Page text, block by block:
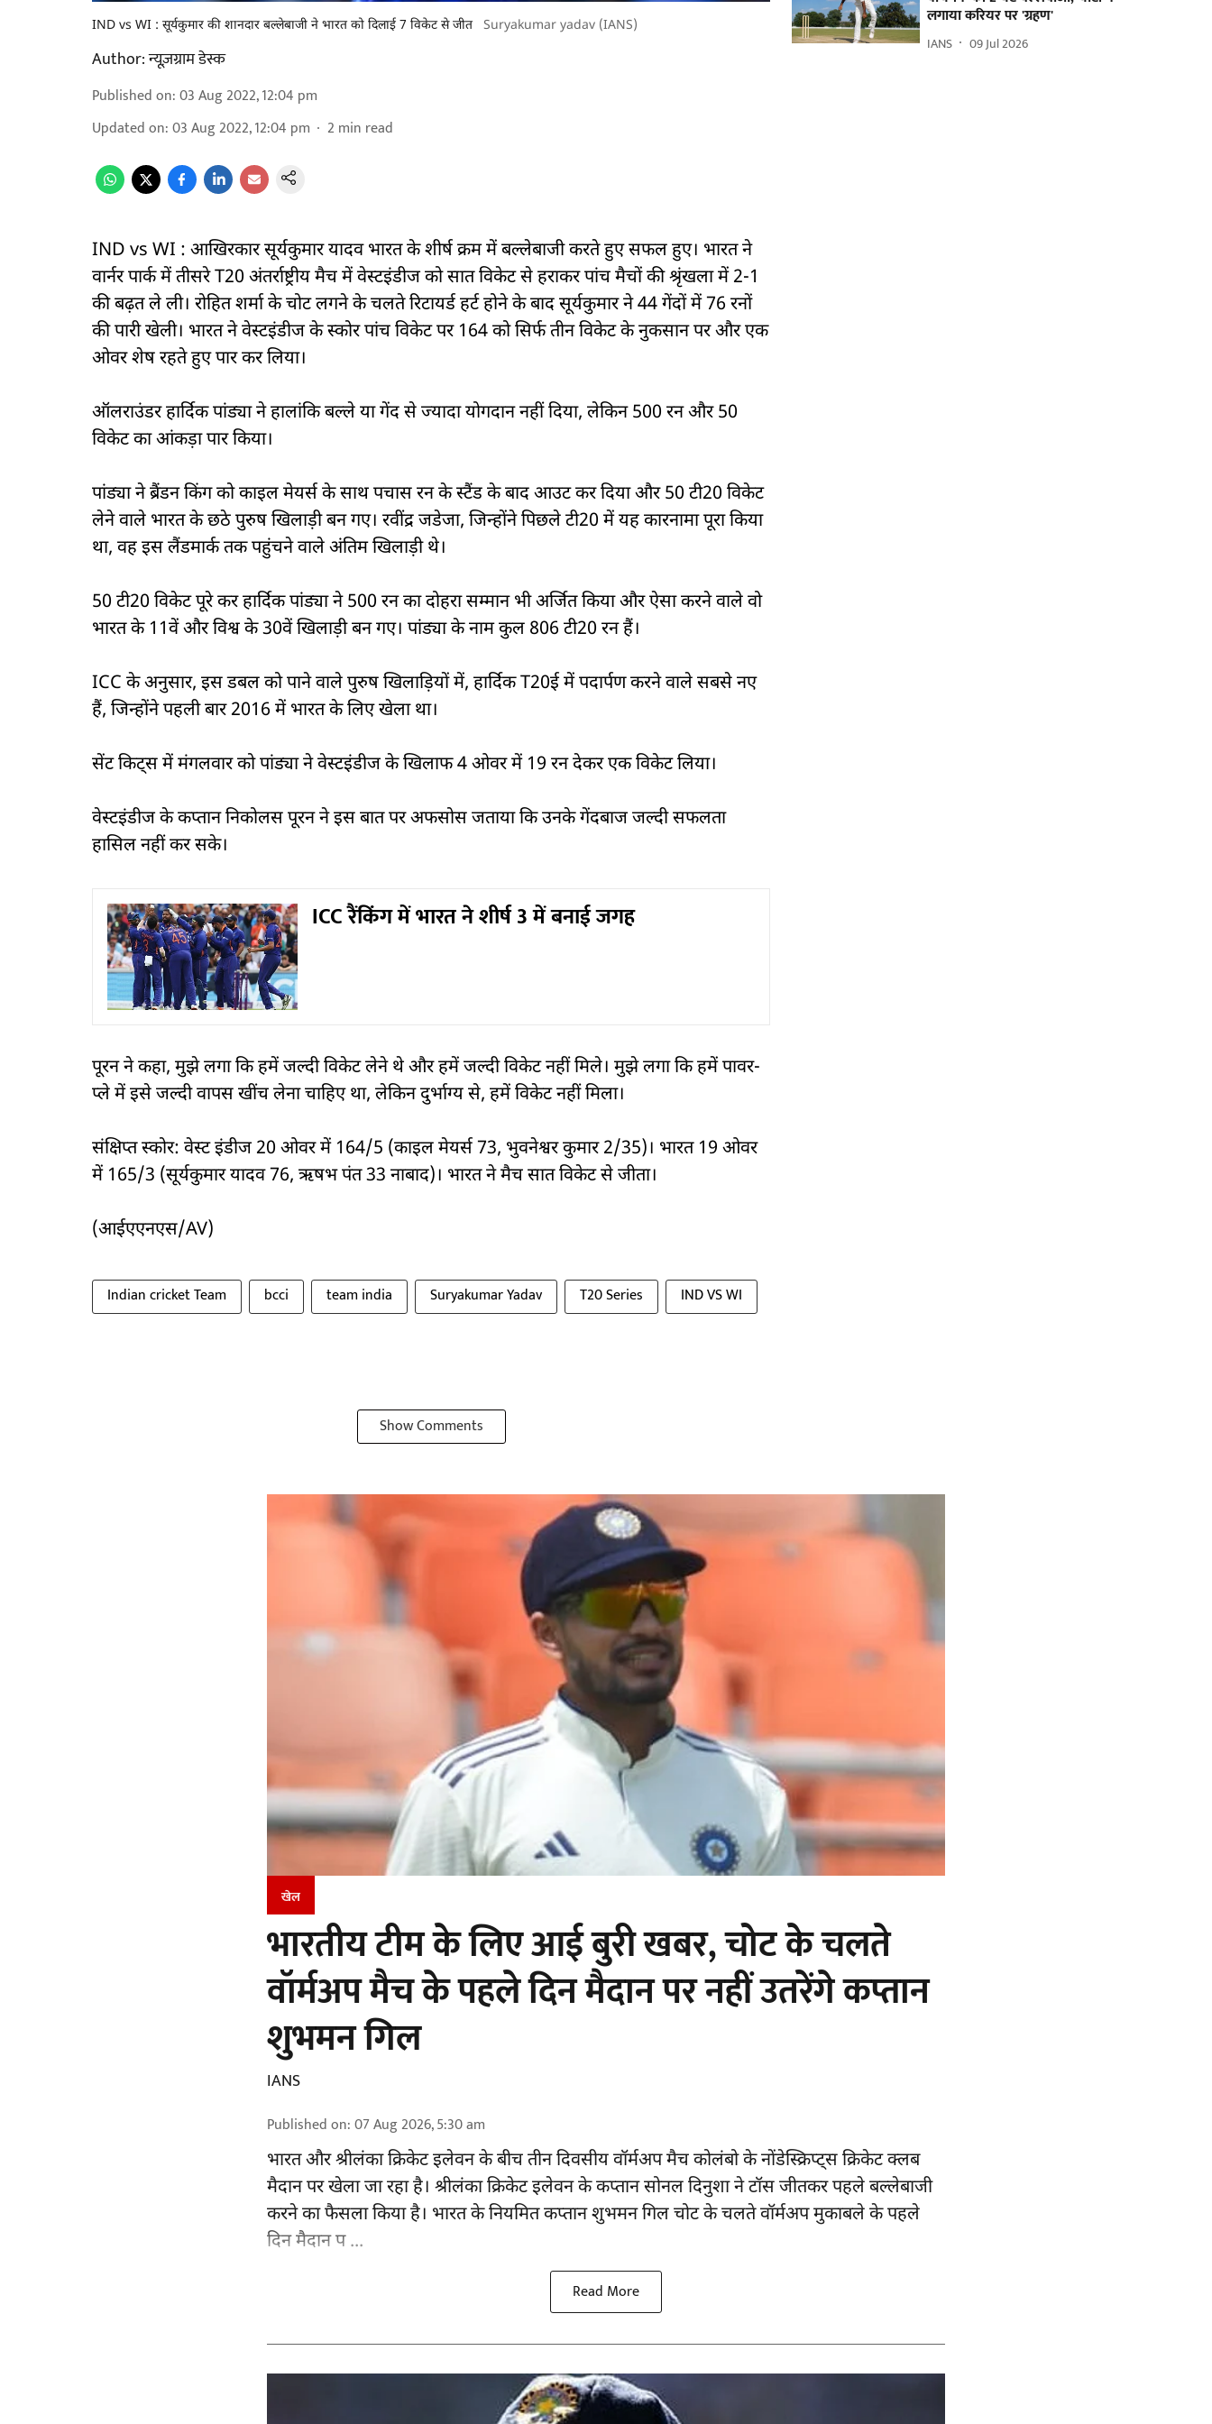
IND vs WI : सूर्यकुमार की शानदार बल्लेबाजी ने भारत को दिलाई 7 विकेट से जीत Suryakumar yadav (IANS)
Author:न्यूज़ग्राम डेस्क
Published on:03 Aug 2022, 12:04 pm
Updated on:03 Aug 2022, 12:04 pm 2 min read
IND vs WI : आखिरकार सूर्यकुमार यादव भारत के शीर्ष क्रम में बल्लेबाजी करते हुए सफल हुए। भारत ने
वार्नर पार्क में तीसरे T20 अंतर्राष्ट्रीय मैच में वेस्टइंडीज को सात विकेट से हराकर पांच मैचों की श्रृंखला में 2-1
की बढ़त ले ली। रोहित शर्मा के चोट लगने के चलते रिटायर्ड हर्ट होने के बाद सूर्यकुमार ने 44 गेंदों में 76 रनों
की पारी खेली। भारत ने वेस्टइंडीज के स्कोर पांच विकेट पर 164 को सिर्फ तीन विकेट के नुकसान पर और एक
ओवर शेष रहते हुए पार कर लिया।
ऑलराउंडर हार्दिक पांड्या ने हालांकि बल्ले या गेंद से ज्यादा योगदान नहीं दिया, लेकिन 500 रन और 50
विकेट का आंकड़ा पार किया।
पांड्या ने ब्रैंडन किंग को काइल मेयर्स के साथ पचास रन के स्टैंड के बाद आउट कर दिया और 50 टी20 विकेट
लेने वाले भारत के छठे पुरुष खिलाड़ी बन गए। रवींद्र जडेजा, जिन्होंने पिछले टी20 में यह कारनामा पूरा किया
था, वह इस लैंडमार्क तक पहुंचने वाले अंतिम खिलाड़ी थे।
50 टी20 विकेट पूरे कर हार्दिक पांड्या ने 500 रन का दोहरा सम्मान भी अर्जित किया और ऐसा करने वाले वो
भारत के 11वें और विश्व के 30वें खिलाड़ी बन गए। पांड्या के नाम कुल 806 टी20 रन हैं।
ICC के अनुसार, इस डबल को पाने वाले पुरुष खिलाड़ियों में, हार्दिक T20ई में पदार्पण करने वाले सबसे नए
हैं, जिन्होंने पहली बार 2016 में भारत के लिए खेला था।
सेंट किट्स में मंगलवार को पांड्या ने वेस्टइंडीज के खिलाफ 4 ओवर में 19 रन देकर एक विकेट लिया।
वेस्टइंडीज के कप्तान निकोलस पूरन ने इस बात पर अफसोस जताया कि उनके गेंदबाज जल्दी सफलता
हासिल नहीं कर सके।
ICC रैंकिंग में भारत ने शीर्ष 3 में बनाई जगह
पूरन ने कहा, मुझे लगा कि हमें जल्दी विकेट लेने थे और हमें जल्दी विकेट नहीं मिले। मुझे लगा कि हमें पावर-
प्ले में इसे जल्दी वापस खींच लेना चाहिए था, लेकिन दुर्भाग्य से, हमें विकेट नहीं मिला।
संक्षिप्त स्कोर: वेस्ट इंडीज 20 ओवर में 164/5 (काइल मेयर्स 73, भुवनेश्वर कुमार 2/35)। भारत 19 ओवर
में 165/3 (सूर्यकुमार यादव 76, ऋषभ पंत 33 नाबाद)। भारत ने मैच सात विकेट से जीता।
(आईएएनएस/AV)
Indian cricket Team bcci team india Suryakumar Yadav T20 Series IND VS WI
Show Comments
लगाया करियर पर 'ग्रहण'
IANS 09 Jul 2026
खेल
भारतीय टीम के लिए आई बुरी खबर, चोट के चलते
वॉर्मअप मैच के पहले दिन मैदान पर नहीं उतरेंगे कप्तान
शुभमन गिल
IANS
Published on:07 Aug 2026, 5:30 am
भारत और श्रीलंका क्रिकेटइलेवन के बीच तीन दिवसीय वॉर्मअप मैच कोलंबो के नोंडेस्क्रिप्ट्स क्रिकेट क्लब
मैदान पर खेला जा रहा है। श्रीलंका क्रिकेट इलेवन के कप्तान सोनल दिनुशा ने टॉस जीतकर पहले बल्लेबाजी
करने का फैसला किया है। भारत के नियमित कप्तान शुभमन गिल चोट के चलते वॉर्मअप मुकाबले के पहले
दिन मैदान प ...
Read More